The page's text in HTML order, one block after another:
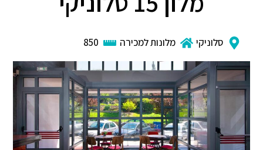
סלוניקי מלונות למכירה 850